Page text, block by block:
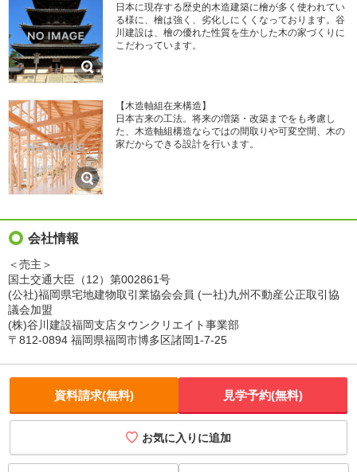
日本に現存する歴史的木造建築に檜が多く使われてい
る様に、檜は強く、劣化しにくくなっております。谷
川建設は、檜の優れた性質を生かした木の家づくりに
こだわっています。
【木造軸組在来構造】
日本古来の工法。将来の増築・改築までをも考慮し
た、木造軸組構造ならではの間取りや可変空間、木の
家だからできる設計を行います。
会社情報
＜売主＞
国土交通大臣（12）第002861号
(公社)福岡県宅地建物取引業協会会員 (一社)九州不動産公正取引協
議会加盟
(株)谷川建設福岡支店タウンクリエイト事業部
〒812-0894 福岡県福岡市博多区諸岡1-7-25
資料請求(無料) 見学予約(無料)
お気に入りに追加